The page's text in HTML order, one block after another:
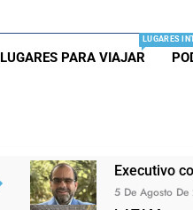
LUGARES PARA VIAJAR
LUGARES
Executivo
5 De Agosto